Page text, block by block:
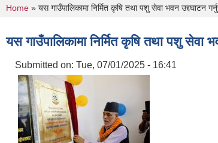
You are here
Home » यस गाउँपालिकामा निर्मित कृषि तथा पशु सेवा भवन उद्दघाटन
यस गाउँपालिकामा निर्मित कृषि तथा पशु सेवा
Submitted on: Tue, 07/01/2025 - 16:41